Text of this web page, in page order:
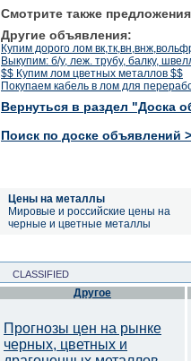
Смотрите также
Другие объявления:
Купим дорого лом
Выкупим: б/у, леж. трубу, балку,
$$ Купим лом цветных металлов $$
Покупаем кабель в лом для
Вернуться в раздел "Доска
Поиск по доске объявлений
Цены на металлы
Мировые и российские цены на
черные и цветные металлы
CLASSIFIED
Другое
Прогнозы цен на рынке
черных, цветных и